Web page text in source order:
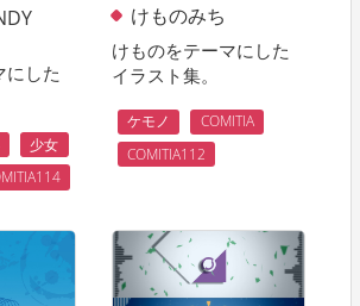
にした
少女
けものみち
けものをテーマにした
イラスト集。
ケモノ
COMITIA
COMITIA112